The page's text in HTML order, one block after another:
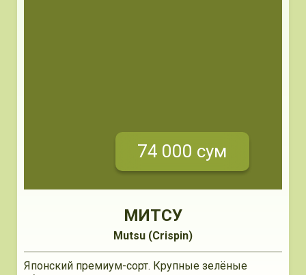
74 000 сум
МИТСУ
Mutsu (Crispin)
Японский премиум-сорт. Крупные зелёные